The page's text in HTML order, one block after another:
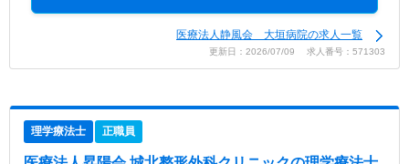
医療法人静風会 大垣病院の求人一覧
更新日：2026/07/09 求人番号：571303
理学療法士 正職員